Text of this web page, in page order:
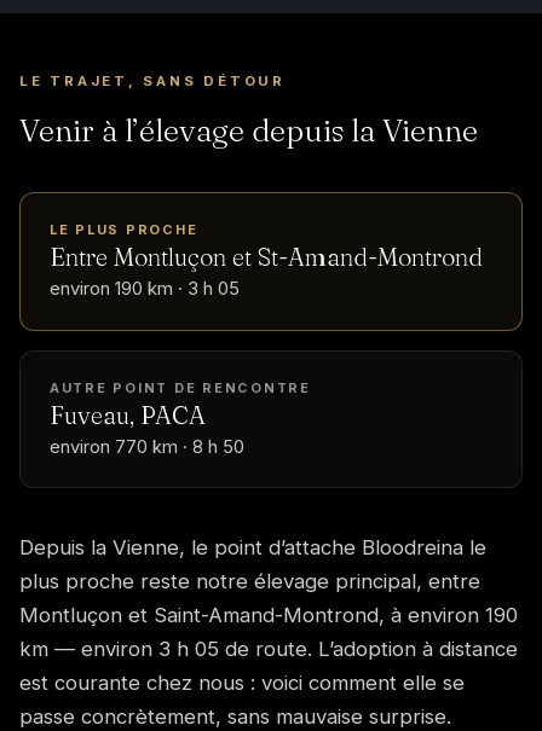
LE TRAJET, SANS DÉTOUR
Venir à l’élevage depuis la Vienne
LE PLUS PROCHE
Entre Montluçon et St-Amand-Montrond
environ 190 km · 3 h 05
AUTRE POINT DE RENCONTRE
Fuveau, PACA
environ 770 km · 8 h 50
Depuis la Vienne, le point d’attache Bloodreina le
plus proche reste notre élevage principal, entre
Montluçon et Saint-Amand-Montrond, à environ 190
km — environ 3 h 05 de route. L’adoption à distance
est courante chez nous : voici comment elle se
passe concrètement, sans mauvaise surprise.